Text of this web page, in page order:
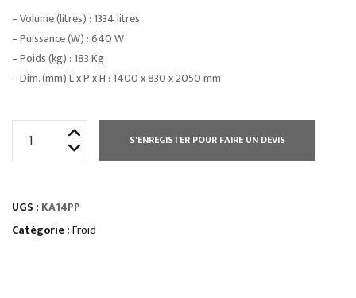
– Volume (litres) : 1334 litres
– Puissance (W) : 640 W
– Poids (kg) : 183 Kg
– Dim. (mm) L x P x H : 1400 x 830 x 2050 mm
POSITIVE
VENTILÉE
S'ENREGISTER POUR FAIRE UN DEVIS
UGS : KA14PP
Catégorie :Froid